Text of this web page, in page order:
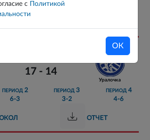
с
Политикой
ОК
Г.Р.) ОСНОВНОЙ ЭТАП ТУР 0 МАТЧ
17 - 14
Уралочка
ПЕРИОД2
6-3
ПЕРИОД 3
3-2
ПЕРИОД4
4-6
ОТЧЕТ